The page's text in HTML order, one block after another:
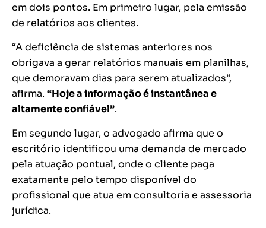
em dois pontos. Em primeiro lugar, pela emissão
de relatórios aos clientes.
“A deficiência de sistemas anteriores nos
obrigava a gerar relatórios manuais em planilhas,
que demoravam dias para serem atualizados”,
afirma. “Hoje a informação é instantânea e
altamente confiável”.
Em segundo lugar, o advogado afirma que o
escritório identificou uma demanda de mercado
pela atuação pontual, onde o cliente paga
exatamente pelo tempo disponível do
profissional que atua em consultoria e assessoria
jurídica.